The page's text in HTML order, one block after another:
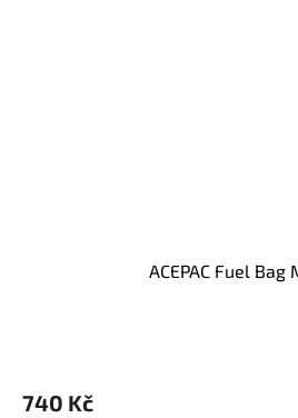
ACEPAC Fuel Bag
740 Kč